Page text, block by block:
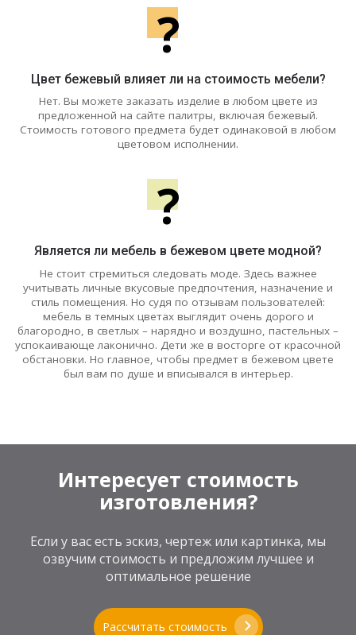
?
Цвет бежевый влияет ли на стоимость мебели?
Нет. Вы можете заказать изделие в любом цвете из
предложенной на сайте палитры, включая бежевый.
Стоимость готового предмета будет одинаковой в любом
цветовом исполнении.
?
Является ли мебель в бежевом цвете модной?
Не стоит стремиться следовать моде. Здесь важнее
учитывать личные вкусовые предпочтения, назначение и
стиль помещения. Но судя по отзывам пользователей:
мебель в темных цветах выглядит очень дорого и
благородно, в светлых – нарядно и воздушно, пастельных –
успокаивающе лаконично. Дети же в восторге от красочной
обстановки. Но главное, чтобы предмет в бежевом цвете
был вам по душе и вписывался в интерьер.
Интересует стоимость
изготовления?
Если у вас есть эскиз, чертеж или картинка, мы
озвучим стоимость и предложим лучшее и
оптимальное решение
Рассчитать стоимость